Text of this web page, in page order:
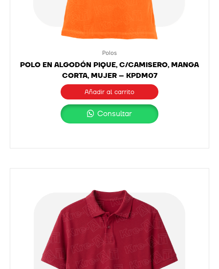
Polos
POLO EN ALGODÓN PIQUE, C/CAMISERO, MANGA
CORTA, MUJER – KPDM07
Añadir al carrito
Consultar